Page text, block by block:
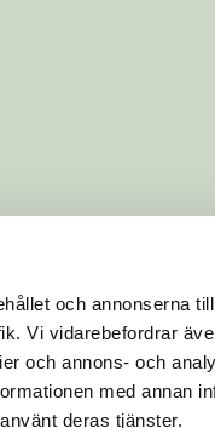
och annonserna
Vi vidarebefordrar
och annons- och
med annan
deras tjänster.